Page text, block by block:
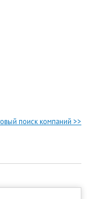
поиск компаний >>